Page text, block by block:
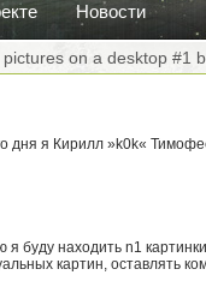
Новости
on a desktop #1
дня я Кирилл »k0k«
буду находить n1
картин, оставлять